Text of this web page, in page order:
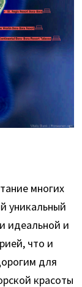
многих
уникальный
идеальной и
что и
для
красоты